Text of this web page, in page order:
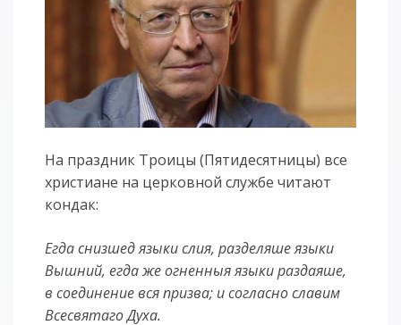
На праздник Троицы (Пятидесятницы) все
христиане на церковной службе читают
кондак:
Егда снизшед языки слия, разделяше языки
Вышний, егда же огненныя языки раздаяше,
в соединение вся призва; и согласно славим
Всесвятаго Духа.